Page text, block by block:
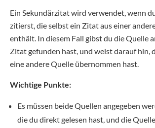
Ein Sekundärzitat wird verwendet, wenn
zitierst, die selbst ein Zitat aus einer
enthält. In diesem Fall gibst du die Quelle
Zitat gefunden hast, und weist darauf hin,
eine andere Quelle übernommen hast.
Wichtige Punkte:
Es müssen beide Quellen angegeben
die du direkt gelesen hast, und die